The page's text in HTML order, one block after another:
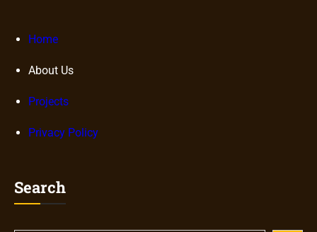
Home
About Us
Projects
Privacy Policy
Search